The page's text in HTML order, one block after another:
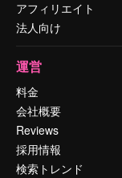
アフィリエイト
法人向け
運営
料金
会社概要
Reviews
採用情報
検索トレンド